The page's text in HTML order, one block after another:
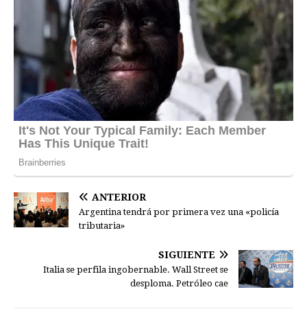
ANTERIOR
Argentina tendrá por primera vez una «policía
tributaria»
SIGUIENTE
Italia se perfila ingobernable. Wall Street se
desploma. Petróleo cae